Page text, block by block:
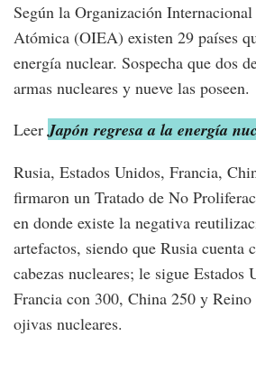
Según la Organización
Atómica (OIEA) existen 29 países
energía nuclear. Sospecha que dos
armas nucleares y nueve las poseen.
LeerJapón regresa a la energía
Rusia, Estados Unidos, Francia,
firmaron un Tratado de No
en donde existe la negativa
artefactos, siendo que Rusia cuenta
cabezas nucleares; le sigue Estados
Francia con 300, China 250 y
ojivas nucleares.